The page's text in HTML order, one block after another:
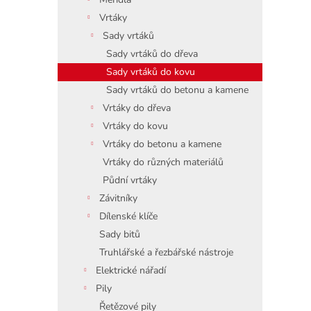
Vrtáky
Sady vrtáků
Sady vrtáků do dřeva
Sady vrtáků do kovu
Sady vrtáků do betonu a kamene
Vrtáky do dřeva
Vrtáky do kovu
Vrtáky do betonu a kamene
Vrtáky do různých materiálů
Půdní vrtáky
Závitníky
Dílenské klíče
Sady bitů
Truhlářské a řezbářské nástroje
Elektrické nářadí
Pily
Řetězové pily